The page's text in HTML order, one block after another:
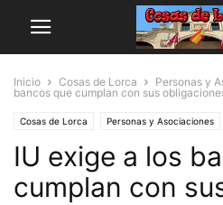
Inicio Cosas de Lorca Personas y
bancos que cumplan con sus
Cosas de Lorca Personas y Asociaciones
IU exige a los
cumplan con